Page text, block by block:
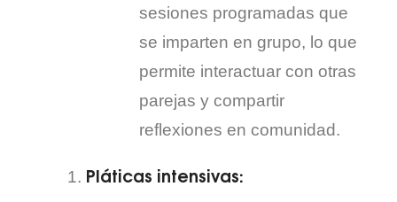
sesiones programadas que
se imparten en grupo, lo que
permite interactuar con otras
parejas y compartir
reflexiones en comunidad.
Pláticas intensivas: